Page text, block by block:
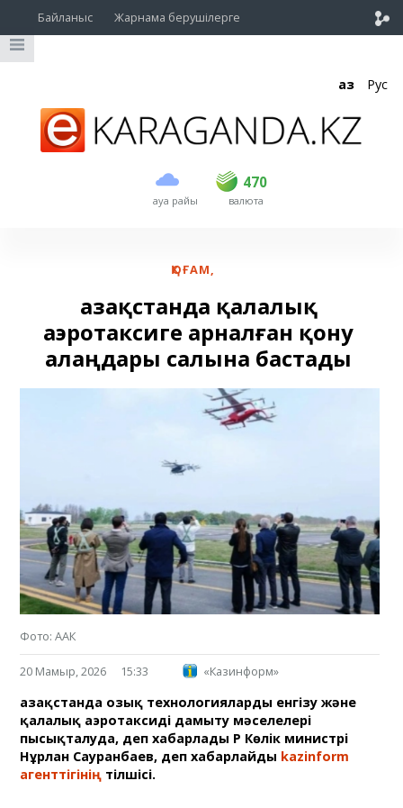
Байланыс Жарнама берушілерге
Қаз Рус
ауа райы
470
USD 469 470
EUR валюта
ҚОҒАМ,
Қазақстанда қалалық
аэротаксиге арналған қону
алаңдары салына бастады
Фото: ААК
20 Мамыр, 2026 15:33 «Казинформ»
Қазақстанда озық технологияларды енгізу және
қалалық аэротаксиді дамыту мәселелері
пысықталуда, деп хабарлады ҚР Көлік министрі
Нұрлан Сауранбаев, деп хабарлайды kazinform
агенттігінің тілшісі.